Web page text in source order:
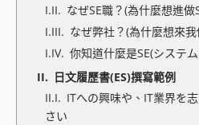
なぜSE職？(為什麼想進做
なぜ弊社？(為什麼想來
你知道什麼是SE(システ
日文履歷書(ES)撰寫範例
ITへの興味や、IT業界を
さい